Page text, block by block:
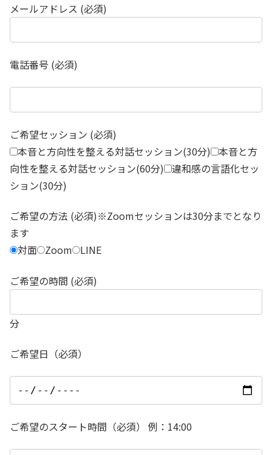
メールアドレス (必須)
電話番号 (必須)
ご希望セッション (必須)
本音と方向性を整える対話セッション(30分) 本音と方
向性を整える対話セッション(60分) 違和感の言語化セッ
ション(30分)
ご希望の方法 (必須)※Zoomセッションは30分までとなり
ます
対面 Zoom LINE
ご希望の時間 (必須)
分
ご希望日（必須）
ご希望のスタート時間（必須） 例：14:00